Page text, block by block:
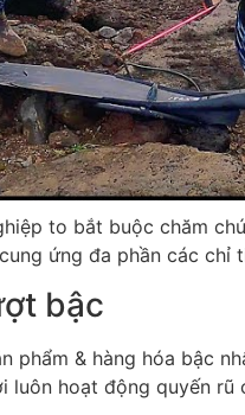
to bắt buộc chăm
ứng đa phần các
bậc
& hàng hóa bậc
hoạt động quyến rũ